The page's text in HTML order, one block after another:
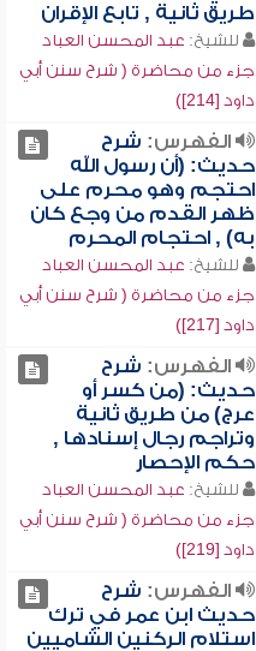
طريق ثانية , تابع الإقران
للشيخ: عبد المحسن العباد
جزء من محاضرة ( شرح سنن أبي
داود [214])
الفهرس: شرح
حديث: (أن رسول الله
احتجم وهو محرم على
ظهر القدم من وجع كان
به) , احتجام المحرم
للشيخ: عبد المحسن العباد
جزء من محاضرة ( شرح سنن أبي
داود [217])
الفهرس: شرح
حديث: (من كسر أو
عرج) من طريق ثانية
وتراجم رجال إسنادها ,
حكم الإحصار
للشيخ: عبد المحسن العباد
جزء من محاضرة ( شرح سنن أبي
داود [219])
الفهرس: شرح
حديث ابن عمر في ترك
استلام الركنين الشاميين